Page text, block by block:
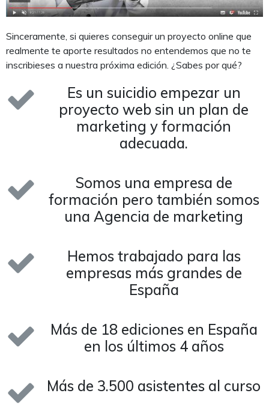
Sinceramente, si quieres conseguir un proyecto online que
realmente te aporte resultados no entendemos que no te
inscribieses a nuestra próxima edición. ¿Sabes por qué?
Es un suicidio empezar un
proyecto web sin un plan de
marketing y formación
adecuada.
Somos una empresa de
formación pero también somos
una Agencia de marketing
Hemos trabajado para las
empresas más grandes de
España
Más de 18 ediciones en España
en los últimos 4 años
Más de 3.500 asistentes al curso